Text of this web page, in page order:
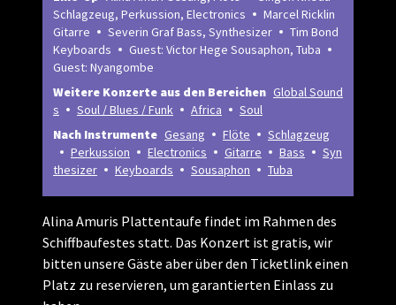
Schlagzeug, Perkussion, Electronics
Marcel Ricklin
Gitarre
Severin Graf Bass, Synthesizer
Tim Bond
Keyboards
Guest: Victor Hege Sousaphon, Tuba
Guest: Nyangombe
Weitere Konzerte aus den Bereichen Global Sound
s
Soul / Blues / Funk Africa
Soul
Nach Instrumente Gesang Flöte
Schlagzeug
Perkussion
Electronics Gitarre Bass
Syn
thesizer
Keyboards Sousaphon Tuba
Alina Amuris Plattentaufe findet im Rahmen des
Schiffbaufestes statt. Das Konzert ist gratis, wir
bitten unsere Gäste aber über den Ticketlink einen
Platz zu reservieren, um garantierten Einlass zu